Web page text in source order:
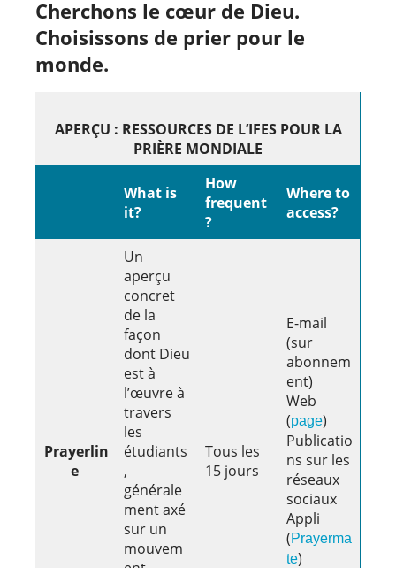
Cherchons le cœur de Dieu.
Choisissons de prier pour le
monde.
APERÇU : RESSOURCES DE L’IFES POUR LA
PRIÈRE MONDIALE
What is
it?
How
frequent
?
Where to
access?
Prayerlin
e
Un
aperçu
concret
de la
façon
dont Dieu
est à
l’œuvre à
travers
les
étudiants
,
générale
ment axé
sur un
mouvem
Tous les
15 jours
E-mail
(sur
abonnem
ent)
Web
(page)
Publicatio
ns sur les
réseaux
sociaux
Appli
(Prayerma
te)